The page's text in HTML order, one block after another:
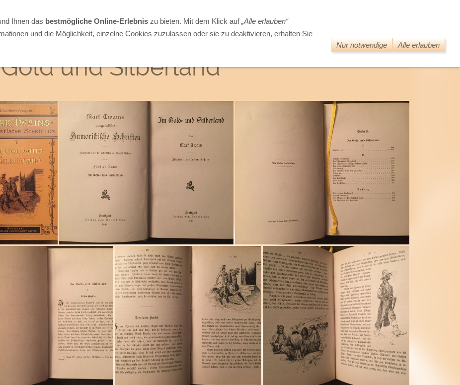
und Silberland
Ihnen das bestmögliche Online-Erlebnis zu bieten. Mit dem Klick auf„Alle erlauben“
und die Möglichkeit, einzelne Cookies zuzulassen oder sie zu deaktivieren, erhalten Sie
Nur notwendige Alle erlauben